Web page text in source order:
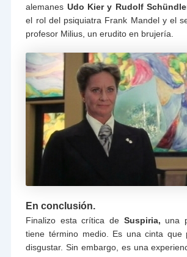
alemanes Udo Kier y Rudolf
el rol del psiquiatra Frank Mandel y el
profesor Milius, un erudito en brujería.
En conclusión.
Finalizo esta crítica de Suspiria, una
tiene término medio. Es una cinta que
disgustar. Sin embargo, es una